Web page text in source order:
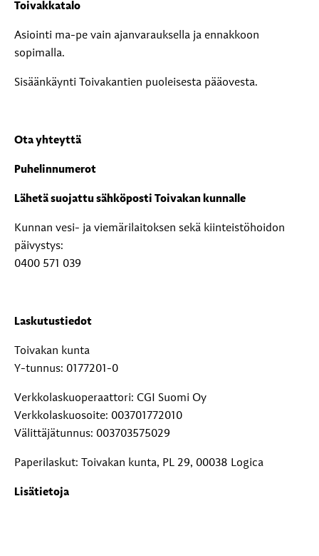
Toivakkatalo
Asiointi ma-pe vain ajanvarauksella ja ennakkoon
sopimalla.
Sisäänkäynti Toivakantien puoleisesta pääovesta.
Ota yhteyttä
Puhelinnumerot
Lähetä suojattu sähköposti Toivakan kunnalle
Kunnan vesi- ja viemärilaitoksen sekä kiinteistöhoidon
päivystys:
0400 571 039
Laskutustiedot
Toivakan kunta
Y-tunnus: 0177201-0
Verkkolaskuoperaattori: CGI Suomi Oy
Verkkolaskuosoite: 003701772010
Välittäjätunnus: 003703575029
Paperilaskut: Toivakan kunta, PL 29, 00038 Logica
Lisätietoja